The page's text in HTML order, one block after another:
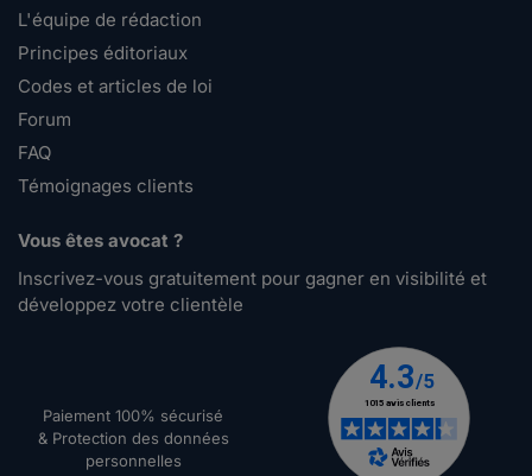
L'équipe de rédaction
Principes éditoriaux
Codes et articles de loi
Forum
FAQ
Témoignages clients
Vous êtes avocat ?
Inscrivez-vous gratuitement pour gagner en visibilité et
développez votre clientèle
Paiement 100% sécurisé
& Protection des données
personnelles